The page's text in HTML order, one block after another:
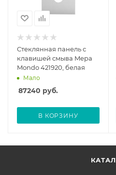
Стеклянная панель с
клавишей смыва Mepa
Mondo 421920, белая
Мало
87240 руб.
В КОРЗИНУ